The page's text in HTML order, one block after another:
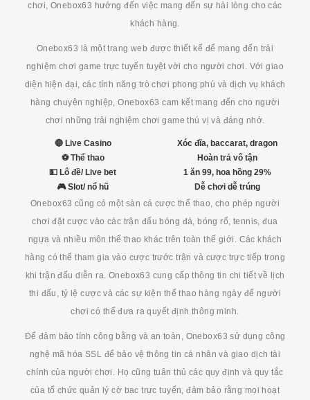
chơi, Onebox63 hướng đến việc mang đến sự hài lòng cho các
khách hàng.
Onebox63 là một trang web được thiết kế để mang đến trải
nghiệm chơi game trực tuyến tuyệt vời cho người chơi. Với giao
diện hiện đại, các tính năng trò chơi phong phú và dịch vụ khách
hàng chuyên nghiệp, Onebox63 cam kết mang đến cho người
chơi những trải nghiệm chơi game thú vị và đáng nhớ.
🔴 Live Casino
Xóc đĩa, baccarat, dragon
⚽ Thể thao
Hoàn trả vô tận
💵 Lô đề/ Live bet
1 ăn 99, hoa hồng 29%
🎮 Slot/ nổ hũ
Dễ chơi dễ trúng
Onebox63 cũng có một sàn cá cược thể thao, cho phép người
chơi đặt cược vào các trận đấu bóng đá, bóng rổ, tennis, đua
ngựa và nhiều môn thể thao khác trên toàn thế giới. Các khách
hàng có thể tham gia vào cược trước trận và cược trực tiếp trong
khi trận đấu diễn ra. Onebox63 cung cấp thông tin chi tiết về lịch
thi đấu, tỷ lệ cược và các sự kiện thể thao hàng ngày để người
chơi có thể đưa ra quyết định thông minh.
Để đảm bảo tính công bằng và an toàn, Onebox63 sử dụng công
nghệ mã hóa SSL để bảo vệ thông tin cá nhân và giao dịch tài
chính của người chơi. Họ cũng tuân thủ các quy định và quy tắc
của tổ chức quản lý cờ bạc trực tuyến, đảm bảo rằng mọi hoạt